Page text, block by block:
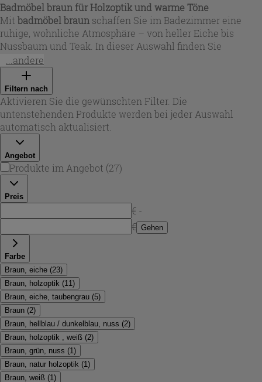
Badmöbel braun für Holzoptik und warme Töne
Mit badmöbel braun schaffen Sie im Badezimmer eine
ruhige, wohnliche Atmosphäre – von heller Eiche bis
Nussbaum und Teak. In dieser Auswahl finden Sie
badezimmermöbel braun
ebenso wie weich gerundete, grifflose Fronten. Je nach Stil
passen matte Oberflächen, strukturierte Riffel-Optiken
oder Varianten in Eiche Tabak und Ulme-Lava ideal zu
modernen Armaturen und natürlichen Accessoires.
Qualität und Design stammen aus dem Sortiment von
Iperceramica.
...andere
Filtern nach
Aktivieren Sie die gewünschten Filter. Die
untenstehenden Produkte werden bei jeder Auswahl
automatisch aktualisiert.
Angebot
Produkte im Angebot (27)
Preis
€ -
€ Gehen
Farbe
Braun, eiche (23)
Braun, holzoptik (11 )
Braun, eiche, taubengrau (5)
Braun (2)
Braun, hellblau / dunkelblau, nuss (2)
Braun, holzoptik , weiß (2)
Braun, grün, nuss (1 )
Braun, natur holzoptik (1 )
Braun, weiß (1 )